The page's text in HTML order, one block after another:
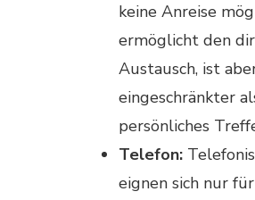
keine Anreise
ermöglicht den
Austausch, ist
eingeschränkter
persönliches
Telefon:
eignen sich nur